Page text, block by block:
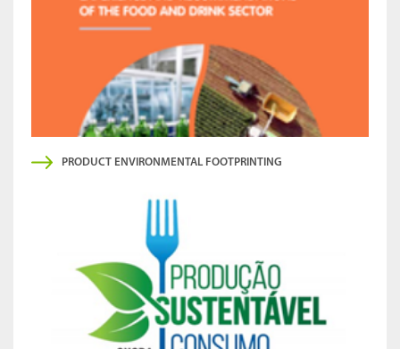
PRODUCT ENVIRONMENTAL FOOTPRINTING